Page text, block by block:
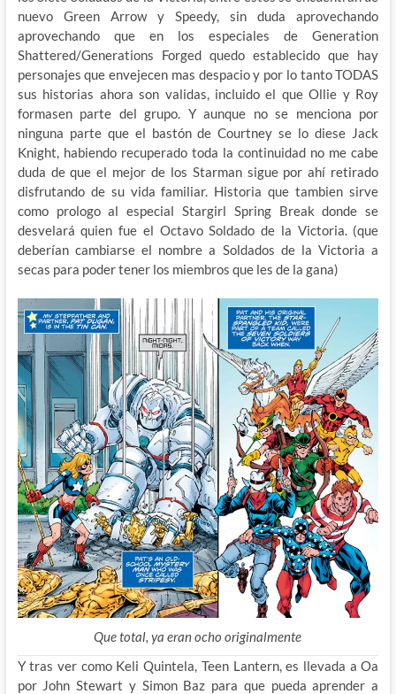
nuevo Green Arrow y Speedy, sin duda aprovechando
aprovechando que en los especiales de Generation
Shattered/Generations Forged quedo establecido que hay
personajes que envejecen mas despacio y por lo tanto TODAS
sus historias ahora son validas, incluido el que Ollie y Roy
formasen parte del grupo. Y aunque no se menciona por
ninguna parte que el bastón de Courtney se lo diese Jack
Knight, habiendo recuperado toda la continuidad no me cabe
duda de que el mejor de los Starman sigue por ahí retirado
disfrutando de su vida familiar. Historia que tambien sirve
como prologo al especial Stargirl Spring Break donde se
desvelará quien fue el Octavo Soldado de la Victoria. (que
deberían cambiarse el nombre a Soldados de la Victoria a
secas para poder tener los miembros que les de la gana)
Que total, ya eran ocho originalmente
Y tras ver como Keli Quintela, Teen Lantern, es llevada a Oa
por John Stewart y Simon Baz para que pueda aprender a